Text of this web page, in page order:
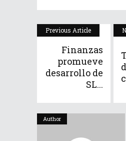
Previous Article
Finanzas
promueve
desarrollo de
SL...
Author